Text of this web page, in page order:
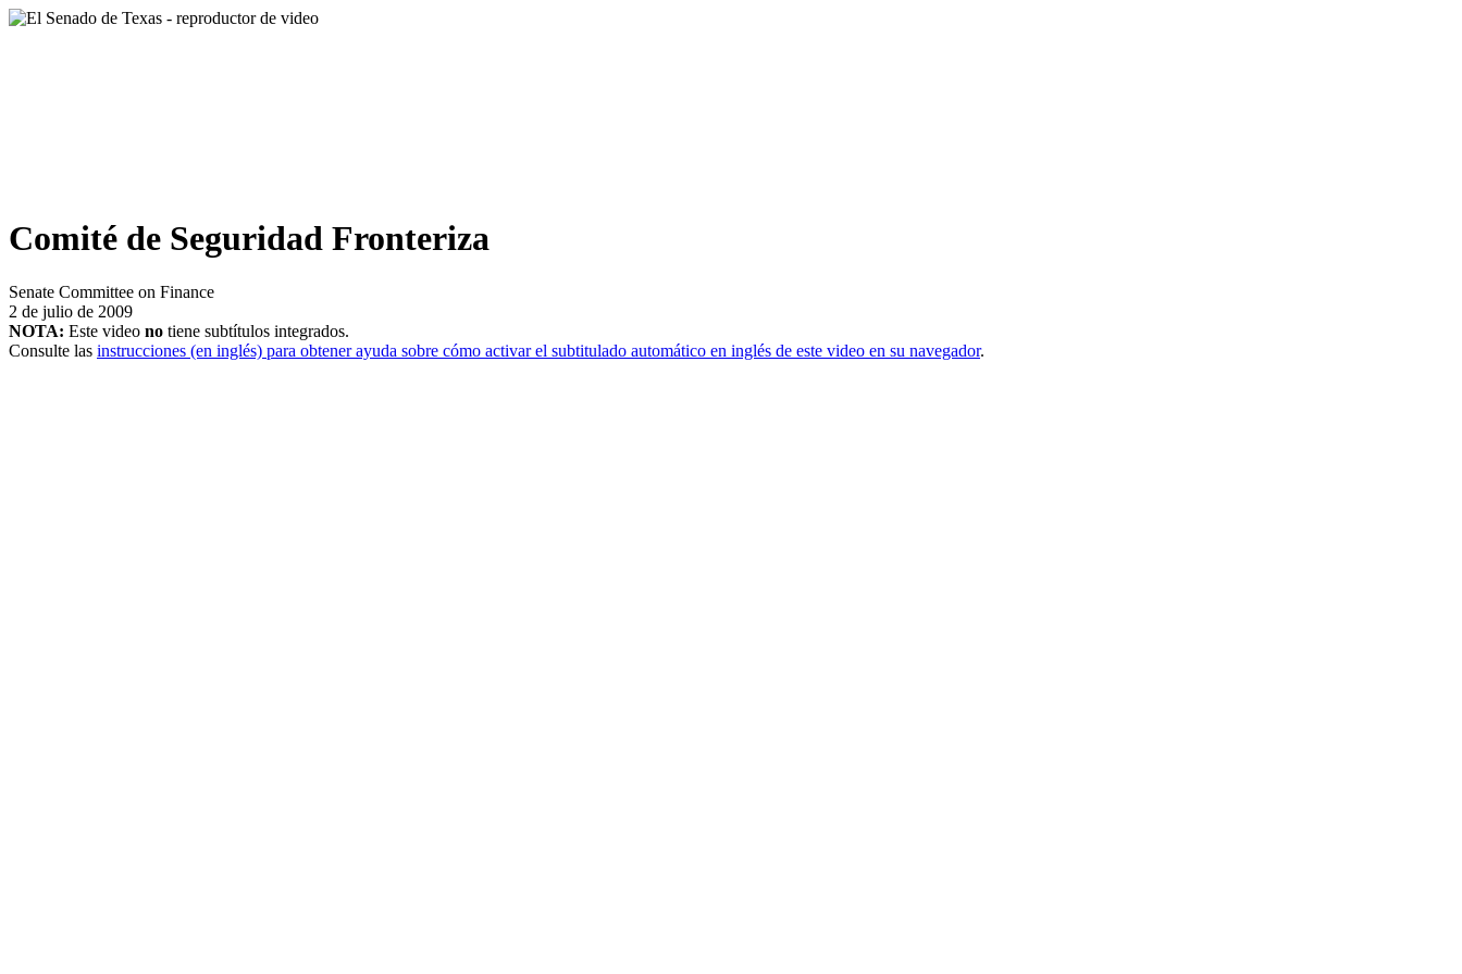
Comité de Seguridad Fronteriza
Senate Committee on Finance
2 de julio de 2009
NOTA: Este video no tiene subtítulos integrados.
Consulte las instrucciones (en inglés) para obtener ayuda sobre cómo activar el subtitulado automático en inglés de este video en su navegador.